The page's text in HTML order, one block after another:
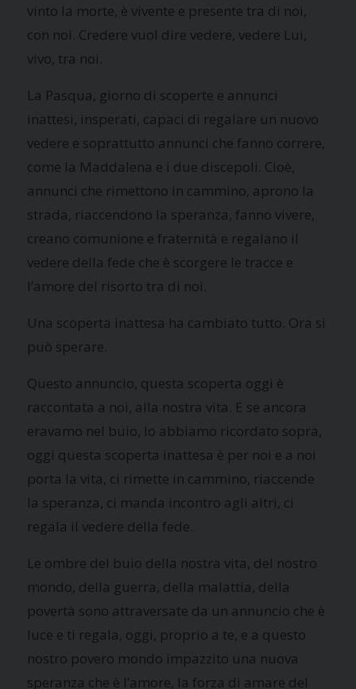
vinto la morte, è vivente e presente tra di noi,
con noi. Credere vuol dire vedere, vedere Lui,
vivo, tra noi.
La Pasqua, giorno di scoperte e annunci
inattesi, insperati, capaci di regalare un nuovo
vedere e soprattutto annunci che fanno correre,
come la Maddalena e i due discepoli. Cioè,
annunci che rimettono in cammino, aprono la
strada, riaccendono la speranza, fanno vivere,
creano comunione e fraternità e regalano il
vedere della fede che è scorgere le tracce e
l’amore del risorto tra di noi.
Una scoperta inattesa ha cambiato tutto. Ora si
può sperare.
Questo annuncio, questa scoperta oggi è
raccontata a noi, alla nostra vita. E se ancora
eravamo nel buio, lo abbiamo ricordato sopra,
oggi questa scoperta inattesa è per noi e a noi
porta la vita, ci rimette in cammino, riaccende
la speranza, ci manda incontro agli altri, ci
regala il vedere della fede.
Le ombre del buio della nostra vita, del nostro
mondo, della guerra, della malattia, della
povertà sono attraversate da un annuncio che è
luce e ti regala, oggi, proprio a te, e a questo
nostro povero mondo impazzito una nuova
speranza che è l’amore, la forza di amare del